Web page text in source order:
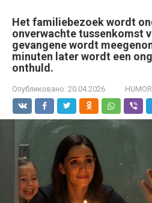
Het familiebezoek wordt
onverwachte tussenkomst
gevangene wordt
minuten later wordt een
onthuld.
Опубликовано: 20.04.2026